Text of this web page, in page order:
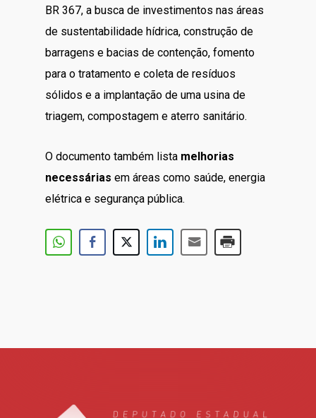
BR 367, a busca de investimentos nas áreas
de sustentabilidade hídrica, construção de
barragens e bacias de contenção, fomento
para o tratamento e coleta de resíduos
sólidos e a implantação de uma usina de
triagem, compostagem e aterro sanitário.
O documento também lista melhorias
necessárias em áreas como saúde, energia
elétrica e segurança pública.